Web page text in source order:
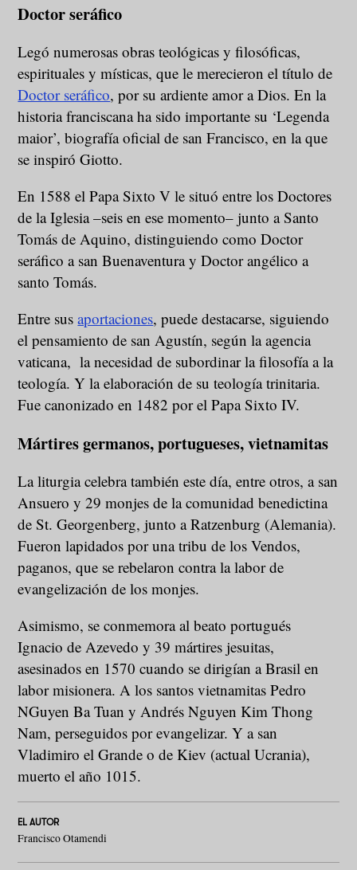
Doctor seráfico
Legó numerosas obras teológicas y filosóficas,
espirituales y místicas, que le merecieron el título de
Doctor seráfico, por su ardiente amor a Dios. En la
historia franciscana ha sido importante su ‘Legenda
maior’, biografía oficial de san Francisco, en la que
se inspiró Giotto.
En 1588 el Papa Sixto V le situó entre los Doctores
de la Iglesia –seis en ese momento– junto a Santo
Tomás de Aquino, distinguiendo como Doctor
seráfico a san Buenaventura y Doctor angélico a
santo Tomás.
Entre susaportaciones, puede destacarse, siguiendo
el pensamiento de san Agustín, según la agencia
vaticana, la necesidad de subordinar la filosofía a la
teología. Y la elaboración de su teología trinitaria.
Fue canonizado en 1482 por el Papa Sixto IV.
Mártires germanos, portugueses, vietnamitas
La liturgia celebra también este día, entre otros, a san
Ansuero y 29 monjes de la comunidad benedictina
de St. Georgenberg, junto a Ratzenburg (Alemania).
Fueron lapidados por una tribu de los Vendos,
paganos, que se rebelaron contra la labor de
evangelización de los monjes.
Asimismo, se conmemora al beato portugués
Ignacio de Azevedo y 39 mártires jesuitas,
asesinados en 1570 cuando se dirigían a Brasil en
labor misionera. A los santos vietnamitas Pedro
NGuyen Ba Tuan y Andrés Nguyen Kim Thong
Nam, perseguidos por evangelizar. Y a san
Vladimiro el Grande o de Kiev (actual Ucrania),
muerto el año 1015.
EL AUTOR
Francisco Otamendi